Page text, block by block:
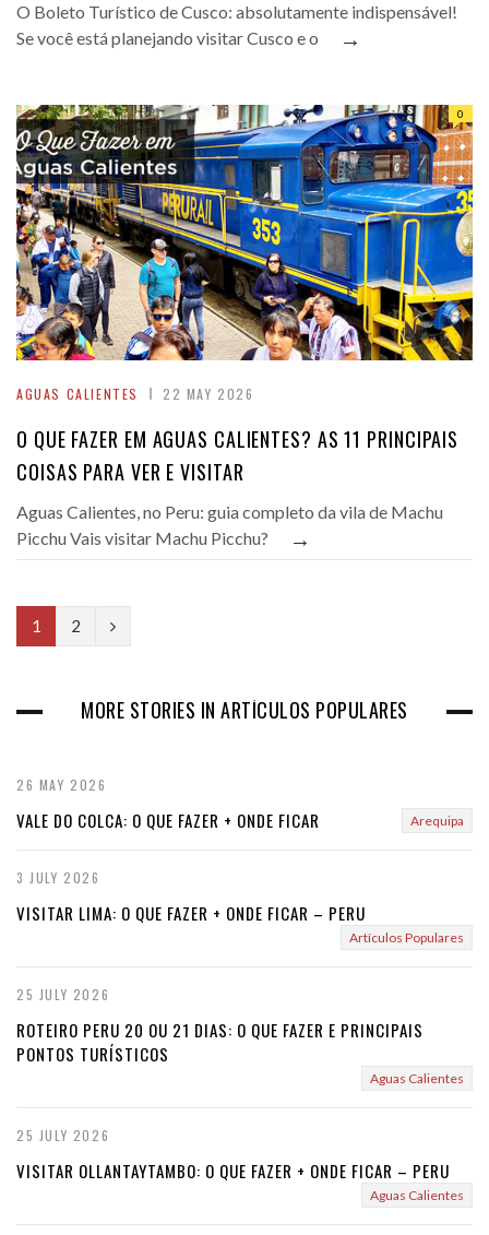
O Boleto Turístico de Cusco: absolutamente indispensável!
Se você está planejando visitar Cusco e o
→
AGUAS CALIENTES 22 MAY 2026
0
O QUE FAZER EM AGUAS CALIENTES? AS 11 PRINCIPAIS
COISAS PARA VER E VISITAR
Aguas Calientes, no Peru: guia completo da vila de Machu
Picchu Vais visitar Machu Picchu?
→
1 2
N
x
MORE STORIES IN ARTÍCULOS POPULARES
26 MAY 2026
VALE DO COLCA: O QUE FAZER + ONDE FICAR Arequipa
3 JULY 2026
VISITAR LIMA: O QUE FAZER + ONDE FICAR – PERU
Artículos Populares
25 JULY 2026
ROTEIRO PERU 20 OU 21 DIAS: O QUE FAZER E PRINCIPAIS
PONTOS TURÍSTICOS
Aguas Calientes
25 JULY 2026
VISITAR OLLANTAYTAMBO: O QUE FAZER + ONDE FICAR – PERU
Aguas Calientes